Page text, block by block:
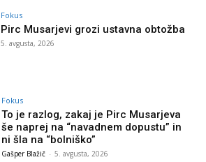
Fokus
Pirc Musarjevi grozi ustavna obtožba
5. avgusta, 2026
Fokus
To je razlog, zakaj je Pirc Musarjeva
še naprej na “navadnem dopustu” in
ni šla na “bolniško”
Gašper Blažič - 5. avgusta, 2026